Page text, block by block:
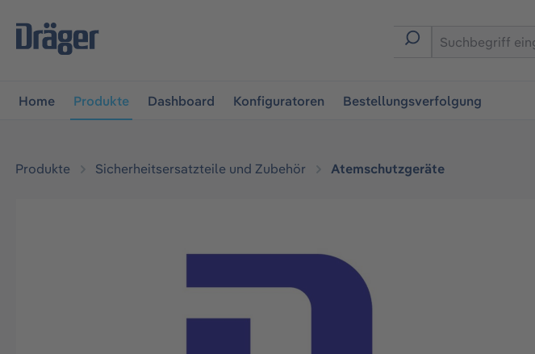
springen
Home Produkte Dashboard Konfiguratoren Bestellungsverfolgung
Produkte Sicherheitsersatzteile und Zubehör Atemschutzgeräte